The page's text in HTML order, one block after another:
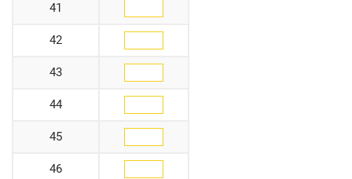
41
42
43
44
45
46